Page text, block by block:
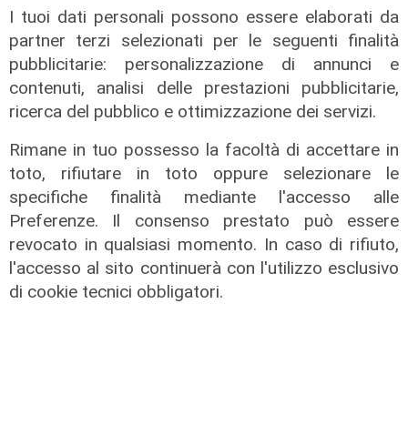
I tuoi dati personali possono essere elaborati da
partner terzi selezionati per le seguenti finalità
pubblicitarie: personalizzazione di annunci e
contenuti, analisi delle prestazioni pubblicitarie,
ricerca del pubblico e ottimizzazione dei servizi.
Rimane in tuo possesso la facoltà di accettare in
toto, rifiutare in toto oppure selezionare le
specifiche finalità mediante l'accesso alle
Preferenze. Il consenso prestato può essere
revocato in qualsiasi momento. In caso di rifiuto,
l'accesso al sito continuerà con l'utilizzo esclusivo
di cookie tecnici obbligatori.
Condividi:
ALTRE NOTIZIE